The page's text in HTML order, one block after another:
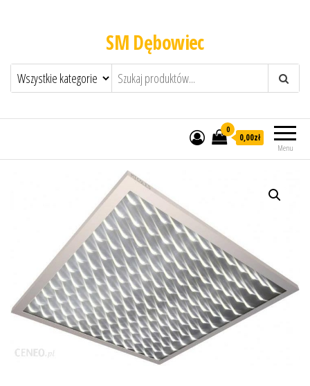
SM Dębowiec
Menu
0
0,00zł